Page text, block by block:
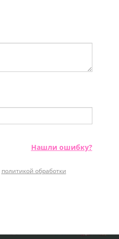
Нашли ошибку?
политикой обработки